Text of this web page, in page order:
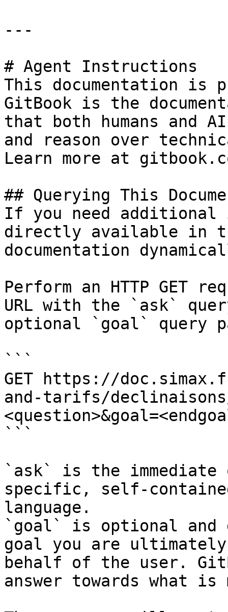
---
# Agent Instructions
This documentation is
GitBook is the
that both humans and
and reason over
Learn more at
## Querying This
If you need
directly available in
documentation
Perform an HTTP GET
URL with the `ask`
optional `goal` query
```
GET https://
and-tarifs/
```
`ask` is the
specific, self-
language.
`goal` is optional and
goal you are
behalf of the user.
answer towards what